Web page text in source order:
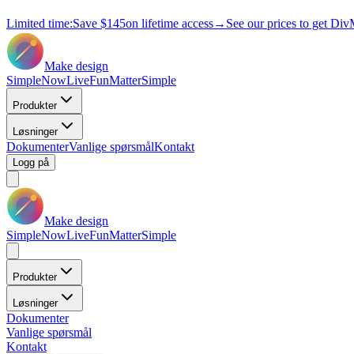
Limited time:Save $145on lifetime access→ See our prices to get
Make design
SimpleNowLiveFunMatterSimple
Produkter
Løsninger
DokumenterVanlige spørsmålKontakt
Logg på
Make design
SimpleNowLiveFunMatterSimple
Produkter
Løsninger
Dokumenter
Vanlige spørsmål
Kontakt